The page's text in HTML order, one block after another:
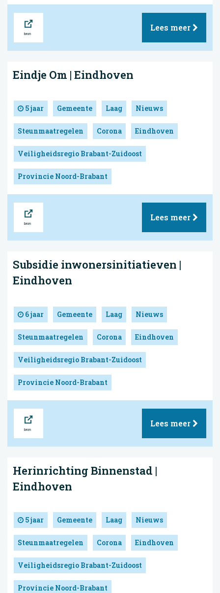
Lees meer
Eindje Om | Eindhoven
5 jaar Gemeente Laag Nieuws
Steunmaatregelen Corona Eindhoven
Veiligheidsregio Brabant-Zuidoost
Provincie Noord-Brabant
Lees meer
Subsidie inwonersinitiatieven |
Eindhoven
6 jaar Gemeente Laag Nieuws
Steunmaatregelen Corona Eindhoven
Veiligheidsregio Brabant-Zuidoost
Provincie Noord-Brabant
Lees meer
Herinrichting Binnenstad |
Eindhoven
5 jaar Gemeente Laag Nieuws
Steunmaatregelen Corona Eindhoven
Veiligheidsregio Brabant-Zuidoost
Provincie Noord-Brabant